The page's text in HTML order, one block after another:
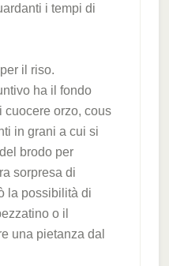
i tempi di
il riso.
ha il fondo
cuocere orzo, cous
in grani a cui si
brodo per
sorpresa di
la possibilità di
o il
una pietanza dal